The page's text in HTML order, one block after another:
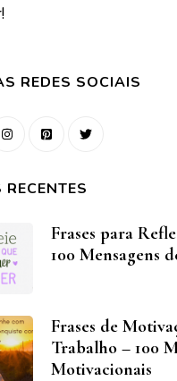
REDES SOCIAIS
Frases para
100 Mensagens
Frases de
Trabalho – 100
Motivacionais